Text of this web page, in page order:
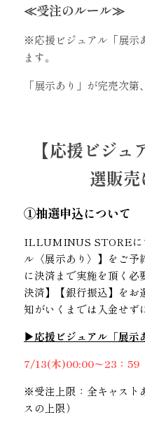
≪受注のルール≫
※応援ビジュアル「展示
ます。
「展示あり」が完売次第
【応援ビジ
選販売
①抽選申込について
ILLUMINUS STOREに
ル〈展示あり〉】をご予
に決済まで実施を頂く必
決済】【銀行振込】をお
知がいくまでは入金せず
▶︎応援ビジュアル「展示
7/13(木)00:00〜23：59
※受注上限：全キャスト
スの上限）